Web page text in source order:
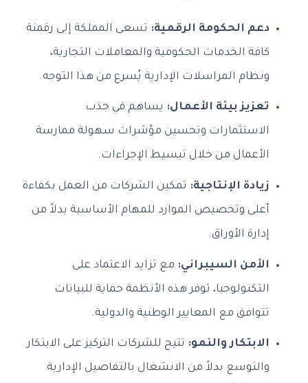
دعم الحكومة الرقمية: تسعى المملكة إلى رقمنة
كافة الخدمات الحكومية والمعاملات التجارية،
ونظام المراسلات الإدارية يُسرع من هذا التوجه.
تعزيز بيئة الأعمال: يساهم في جذب
الاستثمارات وتحسين مؤشرات سهولة ممارسة
الأعمال من خلال تبسيط الإجراءات.
زيادة الإنتاجية: تمكين الشركات من العمل بكفاءة
أعلى وتخصيص الموارد للمهام الأساسية بدلاً من
إدارة الأوراق.
الأمن السيبراني: مع تزايد الاعتماد على
التكنولوجيا، توفر هذه الأنظمة حماية للبيانات
تتوافق مع المعايير الوطنية والدولية.
الابتكار والنمو: تتيح للشركات التركيز على الابتكار
والتوسع بدلاً من الانشغال بالتفاصيل الإدارية